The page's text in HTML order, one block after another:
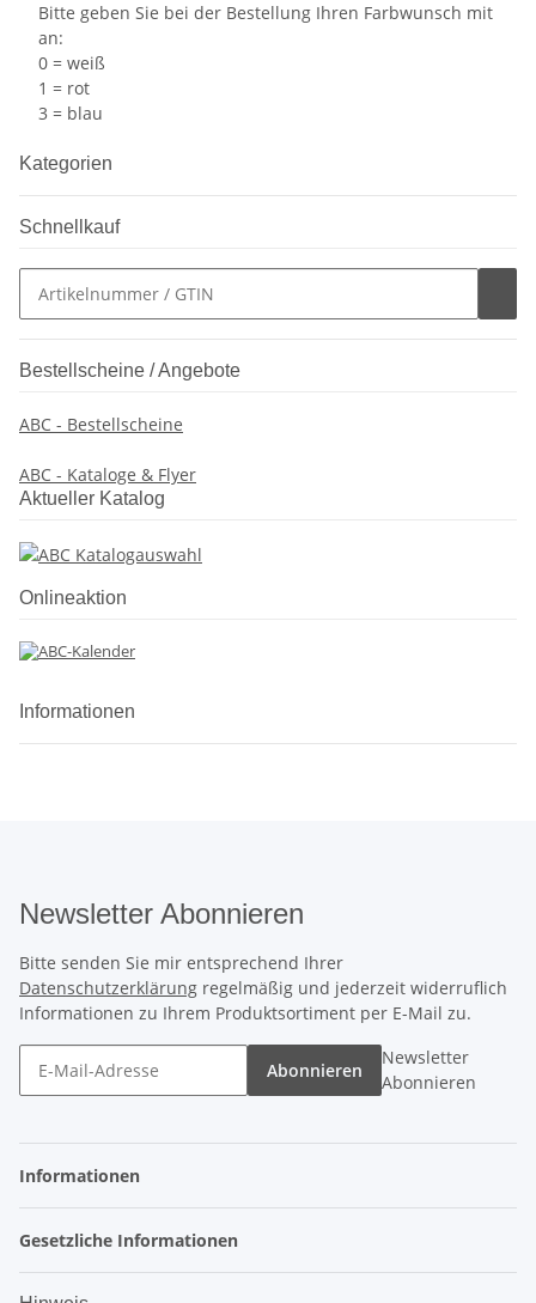
Bitte geben Sie bei der Bestellung Ihren Farbwunsch mit
an:
0 = weiß
1 = rot
3 = blau
Kategorien
Schnellkauf
Bestellscheine / Angebote
ABC - Bestellscheine
ABC - Kataloge & Flyer
Aktueller Katalog
Onlineaktion
Informationen
Newsletter Abonnieren
Bitte senden Sie mir entsprechend Ihrer
Datenschutzerklärung regelmäßig und jederzeit widerruflich
Informationen zu Ihrem Produktsortiment per E-Mail zu.
Abonnieren
Newsletter
Abonnieren
Informationen
Gesetzliche Informationen